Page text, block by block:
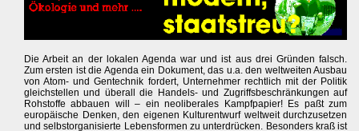
Die Arbeit an der lokalen Agenda war und ist aus drei Gründen falsch.
Zum ersten ist die Agenda ein Dokument, das u.a. den weltweiten Ausbau
von Atom- und Gentechnik fordert, Unternehmer rechtlich mit der Politik
gleichstellen und überall die Handels- und Zugriffsbeschränkungen auf
Rohstoffe abbauen will – ein neoliberales Kampfpapier! Es paßt zum
europäische Denken, den eigenen Kulturentwurf weltweit durchzusetzen
und selbstorganisierte Lebensformen zu unterdrücken. Besonders kraß ist